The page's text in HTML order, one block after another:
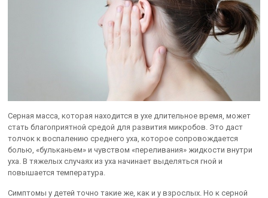
Серная масса, которая находится в ухе длительное время, может
стать благоприятной средой для развития микробов. Это даст
толчок к воспалению среднего уха, которое сопровождается
болью, «бульканьем» и чувством «переливания» жидкости внутри
уха. В тяжелых случаях из уха начинает выделяться гной и
повышается температура.
Симптомы у детей точно такие же, как и у взрослых. Но к серной